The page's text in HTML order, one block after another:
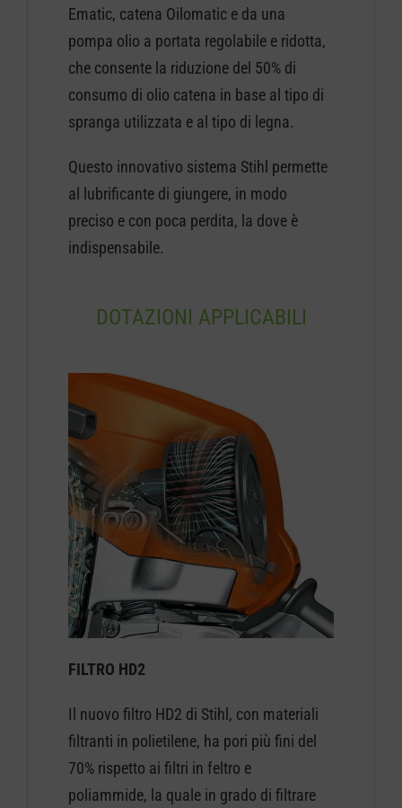
Ematic, catena Oilomatic e da una
pompa olio a portata regolabile e ridotta,
che consente la riduzione del 50% di
consumo di olio catena in base al tipo di
spranga utilizzata e al tipo di legna.
Questo innovativo sistema Stihl permette
al lubrificante di giungere, in modo
preciso e con poca perdita, la dove è
indispensabile.
DOTAZIONI APPLICABILI
FILTRO HD2
Il nuovo filtro HD2 di Stihl, con materiali
filtranti in polietilene, ha pori più fini del
70% rispetto ai filtri in feltro e
poliammide, la quale in grado di filtrare